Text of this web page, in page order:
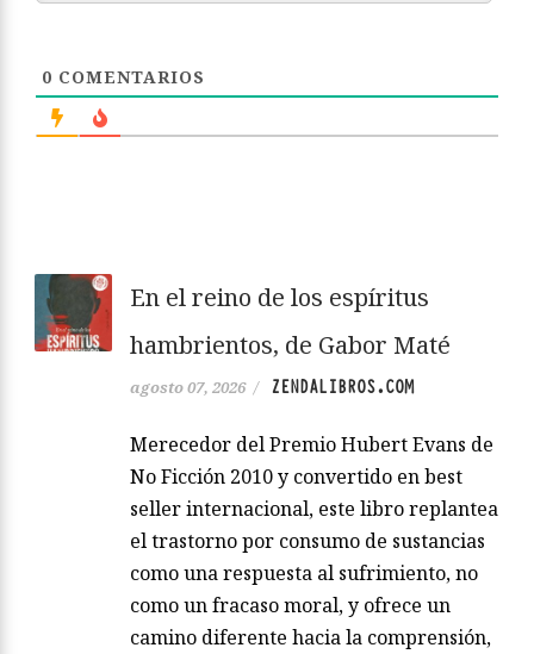
0 COMENTARIOS
En el reino de los espíritus
hambrientos, de Gabor Maté
agosto 07, 2026 / ZENDALIBROS.COM
Merecedor del Premio Hubert Evans de
No Ficción 2010 y convertido en best
seller internacional, este libro replantea
el trastorno por consumo de sustancias
como una respuesta al sufrimiento, no
como un fracaso moral, y ofrece un
camino diferente hacia la comprensión,